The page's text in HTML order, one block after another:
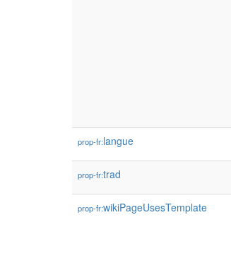
prop-fr:langue
prop-fr:trad
prop-fr:wikiPageUsesTemplate